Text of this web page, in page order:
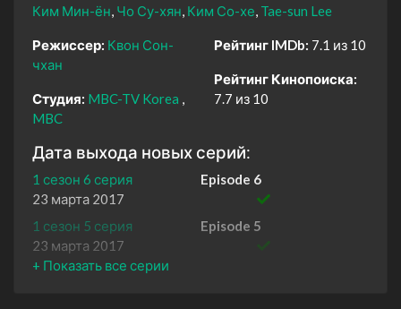
Ким Мин-ён Чо Су-хян Ким Со-хе Tae-sun Lee
Режиссер: Квон Сон-
чхан
Студия: MBC-TV Korea
MBC
Рейтинг IMDb: 7.1 из 10
Рейтинг Кинопоиска:
7.7 из 10
Дата выхода новых серий:
1 сезон 6 серия
Episode 6
23 марта 2017
1 сезон 5 серия
Episode 5
23 марта 2017
1 сезон 4 серия